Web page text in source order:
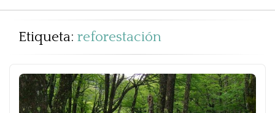
Etiqueta: reforestación